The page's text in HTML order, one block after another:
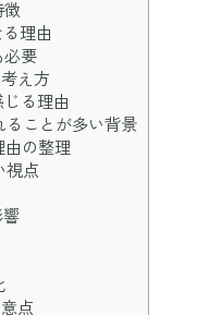
理由
要
え方
る理由
ことが多い背景
由の整理
視点
点